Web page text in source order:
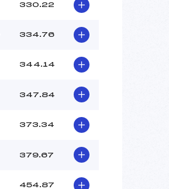
330.22
334.76
344.14
347.84
373.34
379.67
454.87